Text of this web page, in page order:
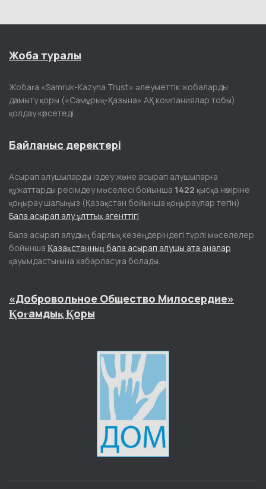
Жоба туралы
Жобаға «Samruk-Kazyna Trust» әлеуметтік жобаларды
дамыту қоры («Самұрық-Қазына» АҚ компаниялар тобы)
қолдау көрсетеді.
Байланыс деректері
Асырап алушыларды іздеу және асырап алушыларға
құжаттарды ресімдеу мәселесі бойынша 1422 қысқа нөміріне
қоңырау шалыңыз (Қазақстан бойынша қоңыраулар тегін)
Бала асырап алу ұлттық агенттігі
Бала асырап алудың барлық кезеңдеріндегі түрлі мәселелер
бойынша Қазақстанның бала асырап алушы ата аналар
қауымдастығына хабарласуға болады.
«Добровольное Общество Милосердие»
Қоғамдық Қоры